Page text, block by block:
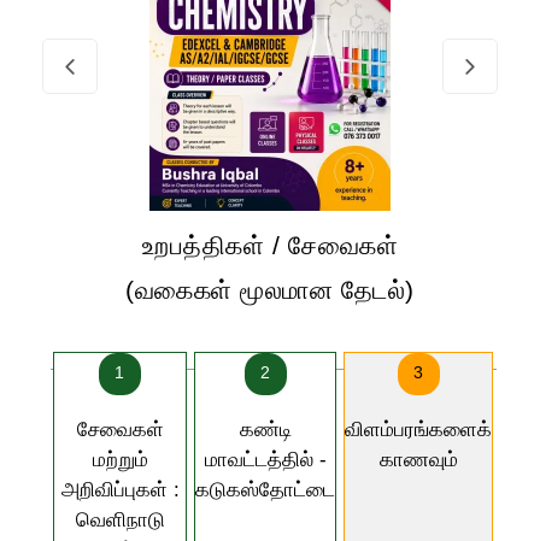
உறபத்திகள் / சேவைகள்
(வகைகள் மூலமான தேடல்)
1
சேவைகள்
மற்றும்
அறிவிப்புகள் :
வெளிநாடு
2
கண்டி
மாவட்டத்தில் -
கடுகஸ்தோட்டை
3
விளம்பரங்களைக்
காணவும்